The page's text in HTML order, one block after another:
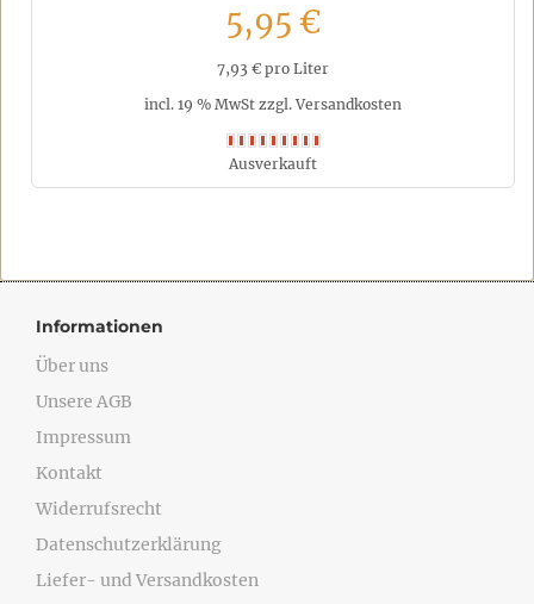
5,95 €
7,93 € pro Liter
incl. 19 % MwSt zzgl. Versandkosten
Ausverkauft
Informationen
Über uns
Unsere AGB
Impressum
Kontakt
Widerrufsrecht
Datenschutzerklärung
Liefer- und Versandkosten